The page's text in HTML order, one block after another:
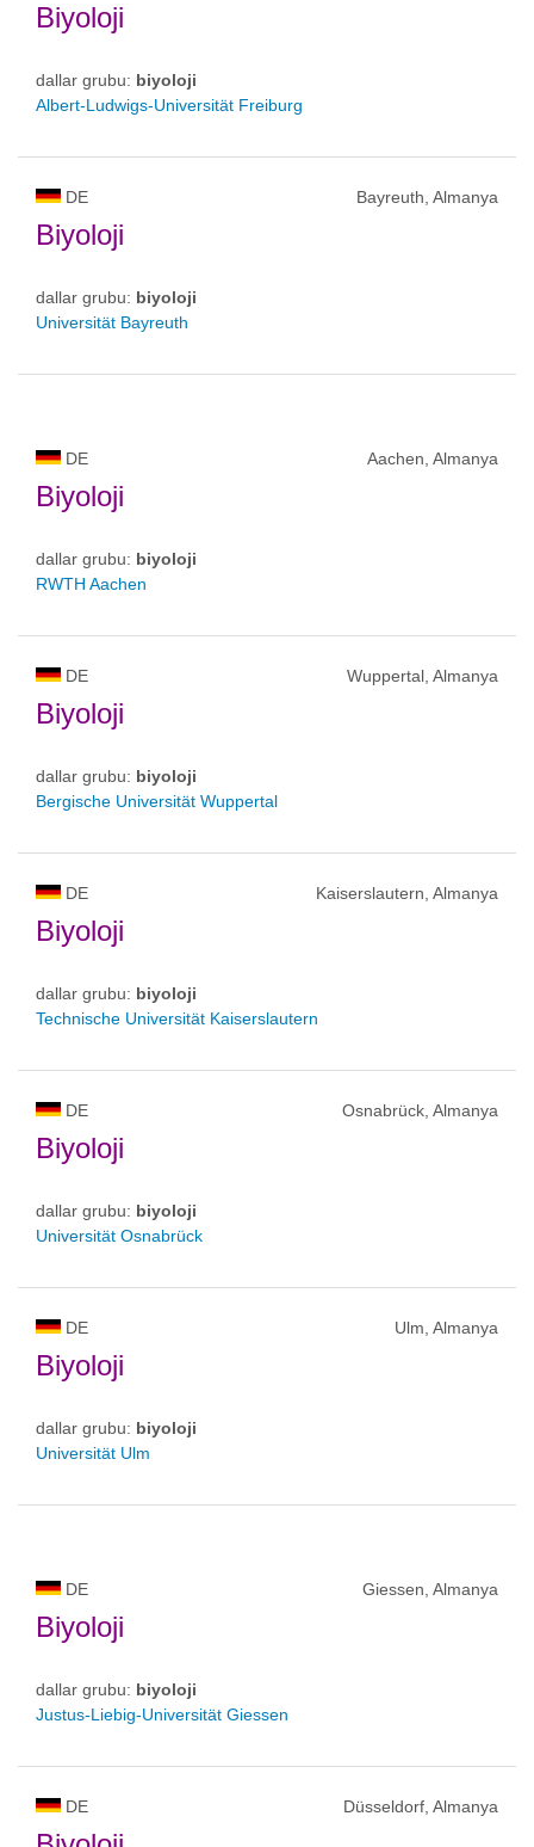
Biyoloji
dallar grubu: biyoloji
Albert-Ludwigs-Universität Freiburg
DE Bayreuth, Almanya
Biyoloji
dallar grubu: biyoloji
Universität Bayreuth
DE Aachen, Almanya
Biyoloji
dallar grubu: biyoloji
RWTH Aachen
DE Wuppertal, Almanya
Biyoloji
dallar grubu: biyoloji
Bergische Universität Wuppertal
DE Kaiserslautern, Almanya
Biyoloji
dallar grubu: biyoloji
Technische Universität Kaiserslautern
DE Osnabrück, Almanya
Biyoloji
dallar grubu: biyoloji
Universität Osnabrück
DE Ulm, Almanya
Biyoloji
dallar grubu: biyoloji
Universität Ulm
DE Giessen, Almanya
Biyoloji
dallar grubu: biyoloji
Justus-Liebig-Universität Giessen
DE Düsseldorf, Almanya